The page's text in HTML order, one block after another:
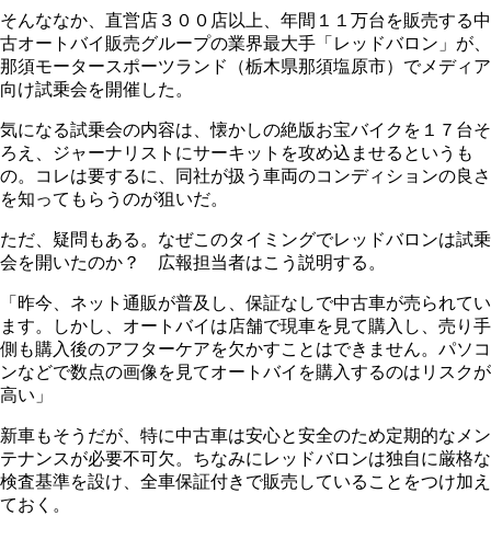
そんななか、直営店３００店以上、年間１１万台を販売する中
古オートバイ販売グループの業界最大手「レッドバロン」が、
那須モータースポーツランド（栃木県那須塩原市）でメディア
向け試乗会を開催した。
気になる試乗会の内容は、懐かしの絶版お宝バイクを１７台そ
ろえ、ジャーナリストにサーキットを攻め込ませるというも
の。コレは要するに、同社が扱う車両のコンディションの良さ
を知ってもらうのが狙いだ。
ただ、疑問もある。なぜこのタイミングでレッドバロンは試乗
会を開いたのか？ 広報担当者はこう説明する。
「昨今、ネット通販が普及し、保証なしで中古車が売られてい
ます。しかし、オートバイは店舗で現車を見て購入し、売り手
側も購入後のアフターケアを欠かすことはできません。パソコ
ンなどで数点の画像を見てオートバイを購入するのはリスクが
高い」
新車もそうだが、特に中古車は安心と安全のため定期的なメン
テナンスが必要不可欠。ちなみにレッドバロンは独自に厳格な
検査基準を設け、全車保証付きで販売していることをつけ加え
ておく。